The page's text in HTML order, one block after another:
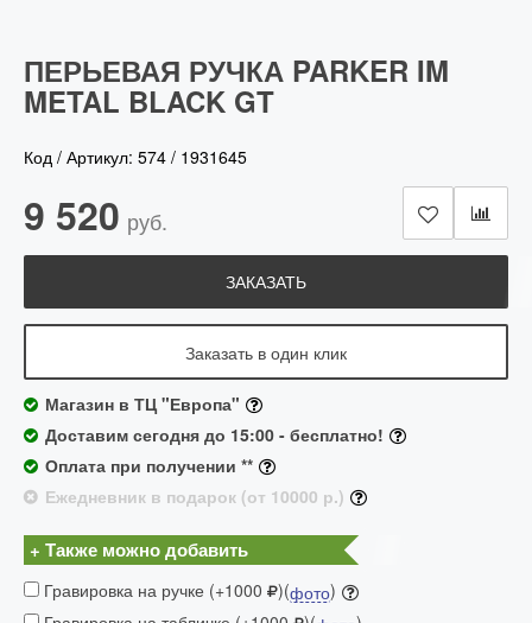
ПЕРЬЕВАЯ РУЧКА PARKER IM
METAL BLACK GT
Код / Артикул: 574 / 1931645
9 520 руб.
ЗАКАЗАТЬ
Заказать в один клик
Магазин в ТЦ "Европа"
Доставим сегодня до 15:00 - бесплатно!
Оплата при получении **
Ежедневник в подарок (от 10000 р.)
+ Также можно добавить
Гравировка на ручке (+1000 )(фото)